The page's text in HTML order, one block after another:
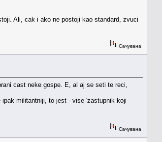
Ali, cak i ako ne postoji kao standard, zvuci
Сачувана
cast neke gospe. E, al aj se seti te reci,
militantniji, to jest - vise 'zastupnik koji
Сачувана